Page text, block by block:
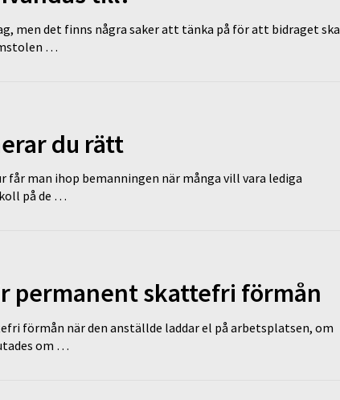
men det finns några saker att tänka på för att bidraget ska
…
du rätt
får man ihop bemanningen när många vill vara lediga
på de …
permanent skattefri förmån
förmån när den anställde laddar el på arbetsplatsen, om
om …